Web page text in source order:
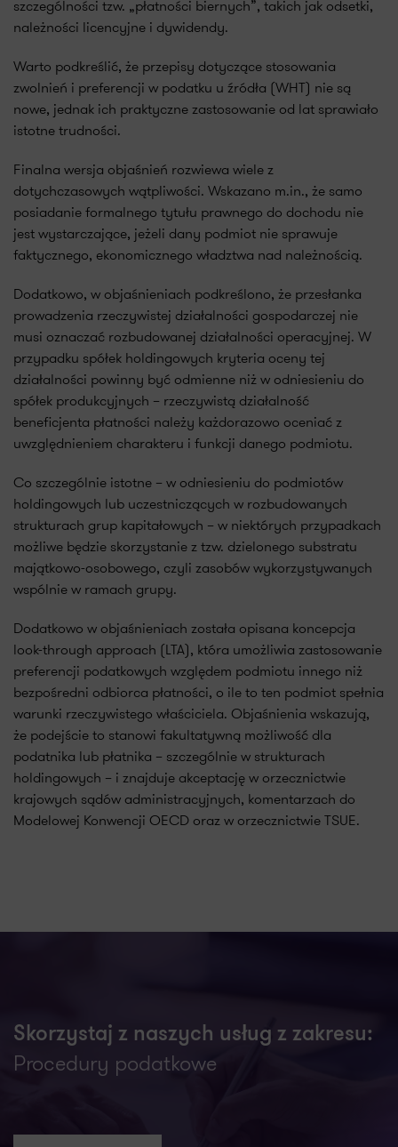
szczególności tzw. „płatności biernych”, takich jak odsetki,
należności licencyjne i dywidendy.
Warto podkreślić, że przepisy dotyczące stosowania
zwolnień i preferencji w podatku u źródła (WHT) nie są
nowe, jednak ich praktyczne zastosowanie od lat sprawiało
istotne trudności.
Finalna wersja objaśnień rozwiewa wiele z
dotychczasowych wątpliwości. Wskazano m.in., że samo
posiadanie formalnego tytułu prawnego do dochodu nie
jest wystarczające, jeżeli dany podmiot nie sprawuje
faktycznego, ekonomicznego władztwa nad należnością.
Dodatkowo, w objaśnieniach podkreślono, że przesłanka
prowadzenia rzeczywistej działalności gospodarczej nie
musi oznaczać rozbudowanej działalności operacyjnej. W
przypadku spółek holdingowych kryteria oceny tej
działalności powinny być odmienne niż w odniesieniu do
spółek produkcyjnych – rzeczywistą działalność
beneficjenta płatności należy każdorazowo oceniać z
uwzględnieniem charakteru i funkcji danego podmiotu.
Co szczególnie istotne – w odniesieniu do podmiotów
holdingowych lub uczestniczących w rozbudowanych
strukturach grup kapitałowych – w niektórych przypadkach
możliwe będzie skorzystanie z tzw. dzielonego substratu
majątkowo-osobowego, czyli zasobów wykorzystywanych
wspólnie w ramach grupy.
Dodatkowo w objaśnieniach została opisana koncepcja
look-through approach (LTA), która umożliwia zastosowanie
preferencji podatkowych względem podmiotu innego niż
bezpośredni odbiorca płatności, o ile to ten podmiot spełnia
warunki rzeczywistego właściciela. Objaśnienia wskazują,
że podejście to stanowi fakultatywną możliwość dla
podatnika lub płatnika – szczególnie w strukturach
holdingowych – i znajduje akceptację w orzecznictwie
krajowych sądów administracyjnych, komentarzach do
Modelowej Konwencji OECD oraz w orzecznictwie TSUE.
Skorzystaj z naszych usług z zakresu:
Procedury podatkowe